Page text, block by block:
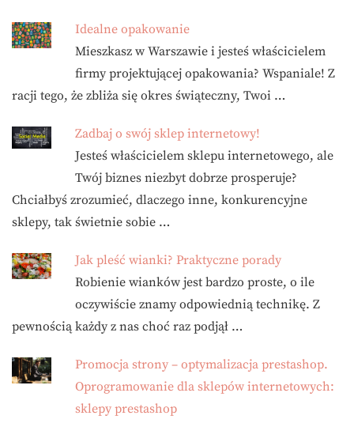
Idealne opakowanie
Mieszkasz w Warszawie i jesteś właścicielem
firmy projektującej opakowania? Wspaniale! Z
racji tego, że zbliża się okres świąteczny, Twoi …
Zadbaj o swój sklep internetowy!
Jesteś właścicielem sklepu internetowego, ale
Twój biznes niezbyt dobrze prosperuje?
Chciałbyś zrozumieć, dlaczego inne, konkurencyjne
sklepy, tak świetnie sobie …
Jak pleść wianki? Praktyczne porady
Robienie wianków jest bardzo proste, o ile
oczywiście znamy odpowiednią technikę. Z
pewnością każdy z nas choć raz podjął …
Promocja strony – optymalizacja prestashop.
Oprogramowanie dla sklepów internetowych:
sklepy prestashop